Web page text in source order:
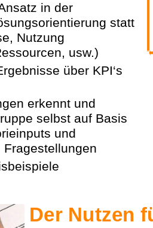
in der
statt
Nutzung
usw.)
über KPI‘s
erkennt und
selbst auf Basis
und
Der Nutzen